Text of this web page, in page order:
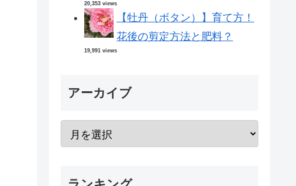
20,353 views
【牡丹（ボタン）】育て方！
花後の剪定方法と肥料？
19,991 views
アーカイブ